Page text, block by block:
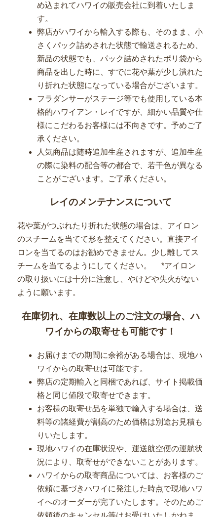
め込まれてハワイの販売会社に到着いたしま
す。
弊店がハワイから輸入する際も、そのまま、小
さくパック詰めされた状態で輸送されるため、
新品の状態でも、パック詰めされたポリ袋から
商品を出した時に、すでに花や葉が少し潰れた
り折れた状態になっている場合がございます。
フラダンサーがステージ等でも使用している本
格的ハワイアン・レイですが、細かい品質や仕
様にこだわるお客様には不向きです。予めご了
承ください。
人気商品は随時追加生産されますが、追加生産
の際に染料の配合等の都合で、若干色が異なる
ことがございます。ご了承ください。
レイのメンテナンスについて
花や葉がつぶれたり折れた状態の場合は、アイロン
のスチームを当てて形を整えてください。直接アイ
ロンを当てるのはお勧めできません。少し離してス
チームを当てるようにしてください。 *アイロン
の取り扱いには十分に注意し、やけどや失火がない
ように願います。
在庫切れ、在庫数以上のご注文の場合、ハ
ワイからの取寄せも可能です！
お届けまでの期間に余裕がある場合は、現地ハ
ワイからの取寄せは可能です。
弊店の定期輸入と同梱であれば、サイト掲載価
格と同じ値段で取寄せできます。
お客様の取寄せ品を単独で輸入する場合は、送
料等の諸経費が割高のため価格は別途お見積も
りいたします。
現地ハワイの在庫状況や、運送航空便の運航状
況により、取寄せができないことがあります。
ハワイからの取寄商品については、お客様のご
依頼に基づきハワイに発注した時点で現地ハワ
イへのオーダーが完了いたします。そのためご
依頼後のキャンセル等はお受けいたしかねま